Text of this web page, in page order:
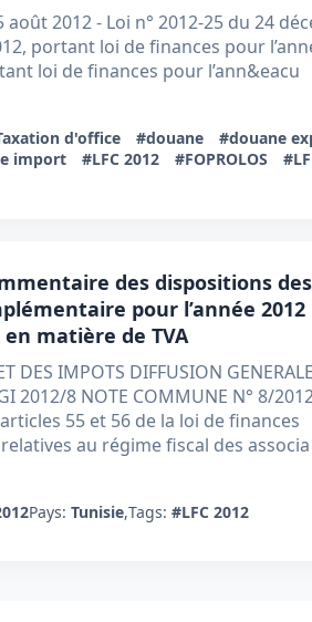
2012 - Loi n° 2012-25 du 24
portant loi de finances pour
loi de finances pour l’ann&eacu
d'office #douane
#douane
import
#LFC 2012 #FOPROLOS
des dispositions
pour l’année
matière de TVA
DES IMPOTS DIFFUSION
2012/8 NOTE COMMUNE N° 8/2012
55 et 56 de la loi de finances
au régime fiscal des associa
Pays: Tunisie,Tags: #LFC 2012